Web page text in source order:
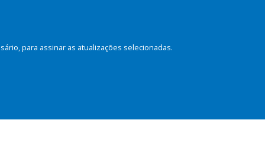
para assinar as atualizações selecionadas.